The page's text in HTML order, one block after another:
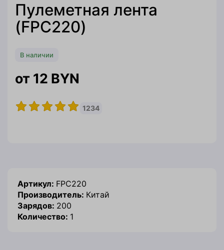
Пулеметная лента
(FPC220)
В наличии
12 BYN
1234
Артикул: FPC220
Производитель: Китай
Зарядов: 200
Количество: 1